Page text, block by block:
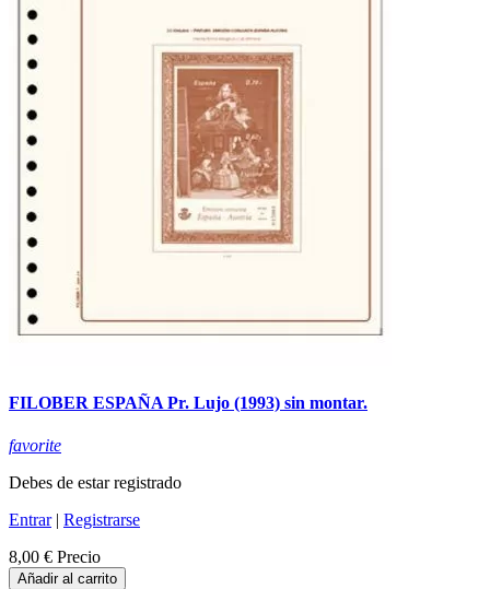
FILOBER ESPAÑA Pr. Lujo (1993) sin montar.
favorite
Debes de estar registrado
Entrar| Registrarse
8,00 € Precio
Añadir al carrito